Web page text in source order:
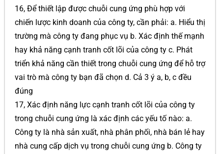
16, Để thiết lập được chuỗi cung ứng phù hợp với
chiến lược kinh doanh của công ty, cần phải: a. Hiểu thị
trường mà công ty đang phục vụ b. Xác định thế mạnh
hay khả năng cạnh tranh cốt lõi của công ty c. Phát
triển khả năng cần thiết trong chuỗi cung ứng để hỗ trợ
vai trò mà công ty bạn đã chọn d. Cả 3 ý a, b, c đều
đúng
17, Xác định năng lực cạnh tranh cốt lõi của công ty
trong chuỗi cung ứng là xác định các yếu tố nào: a.
Công ty là nhà sản xuất, nhà phân phối, nhà bán lẻ hay
nhà cung cấp dịch vụ trong chuỗi cung ứng b. Công ty